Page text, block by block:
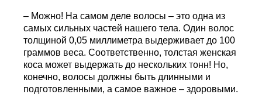
– Можно! На самом деле волосы – это одна из
самых сильных частей нашего тела. Один волос
толщиной 0,05 миллиметра выдерживает до 100
граммов веса. Соответственно, толстая женская
коса может выдержать до нескольких тонн! Но,
конечно, волосы должны быть длинными и
подготовленными, а самое важное – здоровыми.